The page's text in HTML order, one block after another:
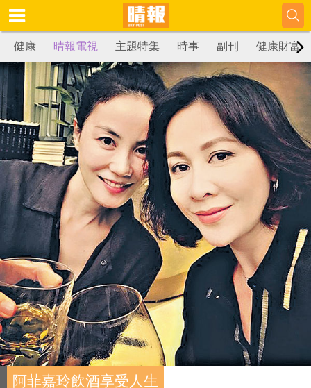
健康 晴報電視 主題特集 時事 副刊 健康財富
阿菲嘉玲飲酒享受人生